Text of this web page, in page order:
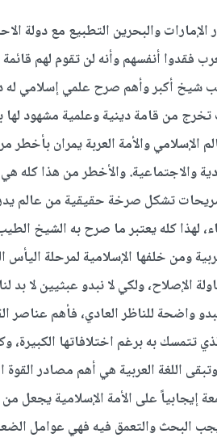
الإمارات والبحرين التطبيع مع دولة
أنفسهم وأنه لن تقوم لهم قائمة
أكبر وأهم صرح علمي إسلامي له
من قامة دينية وعلمية مشهود لها
الإسلامي والأمة العربة يمران بأخطر
والاجتماعية. والأخطر من هذا كله
تشكل صرخة حقيقية من عالم
لهذا كله يعتبر ما صرح به الشيخ
ومن خلفها الإسلامية لمرحلة اليأس
ولكي لا نبدو عبثيين لا بد
للناظر العادي، فأهم عناصر
تتمسك به برغم اختلافاتها الكبيرة،
اللغة العربية هي أهم مصادر القوة
إيجابياً على الأمة الإسلامية يجعل
البحث والتعمق فيه فهي عوامل